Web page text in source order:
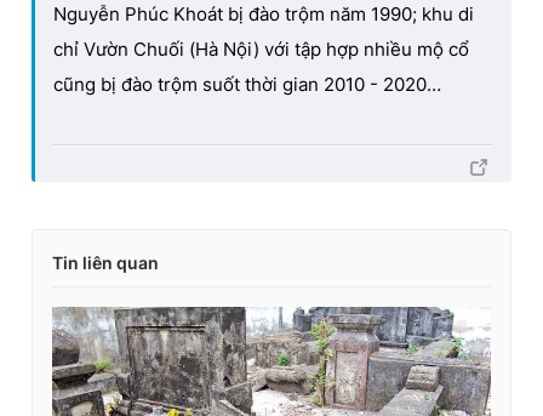
Nguyễn Phúc Khoát bị đào trộm năm 1990; khu di
chỉ Vườn Chuối (Hà Nội) với tập hợp nhiều mộ cổ
cũng bị đào trộm suốt thời gian 2010 - 2020…
Tin liên quan